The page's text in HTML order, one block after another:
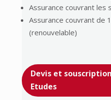
Assurance couvrant les
Assurance couvrant de
(renouvelable)
Devis et
Etudes